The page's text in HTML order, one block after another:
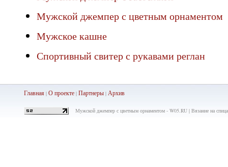
Мужской джемпер с цветным орнаментом
Мужское кашне
Спортивный свитер с рукавами реглан
Главная| О проекте| Партнеры| Архив
Мужской джемпер с цветным орнаментом - W05.RU | Вязание на